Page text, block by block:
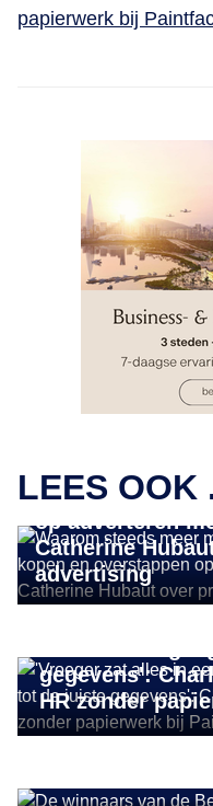
papierwerk bij
LEES OOK
met mediaruimte
op adverteren
Catherine
advertising
BUSINESS GROWTH
gegevens':
HR zonder
BUSINESS GROWTH